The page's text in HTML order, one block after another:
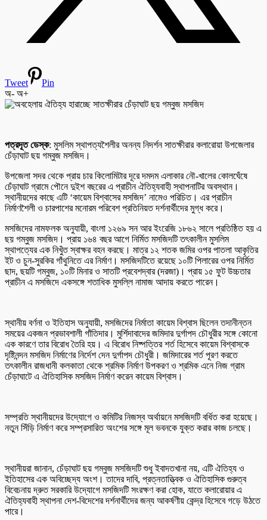
Tweet
Pin
অ- অ+
পত্রদূত ডেস্ক: মুসলিম স্থাপত্যশৈলীর অনন্য নিদর্শন সাতক্ষীরার কলারোয়া উপজেলার
চেঁড়াঘাট ছয় গম্বুজ মসজিদ।
উপজেলা সদর থেকে প্রায় চার কিলোমিটার দূরে দমদম এলাকার নৌ-খালের কোলঘেঁষে
চেঁড়াঘাট গ্রামে পৌনে দুইশ বছরের এ প্রাচীন ঐতিহ্যবাহী স্থাপনাটির অবস্থান।
স্থানীয়দের কাছে এটি ‘কায়েম বিশ্বাসের মসজিদ’ নামেও পরিচিত। এর প্রাচীন
নির্মাণশৈলী ও চারপাশের মনোরম পরিবেশ প্রতিনিয়ত দর্শনার্থীদের মুগ্ধ করে।
মসজিদের নামফলক অনুযায়ী, বাংলা ১২৬৯ সন আর ইংরেজি ১৮৬২ সালে প্রতিষ্ঠিত হয় এ
ছয় গম্বুজ মসজিদ। প্রায় ১৬৪ বছর আগে নির্মিত মসজিদটি তৎকালীন মুসলিম
স্থাপত্যের এক নিখুঁত স্বাক্ষর বহন করছে। মাত্র ১২ শতক জমির ওপর পাতলা আকৃতির
ইট ও চুন-সুরকির গাঁথুনিতে এর নির্মাণ। মসজিদটিতে রয়েছে ১০টি পিলারের ওপর নির্মিত
ছাদ, ছয়টি গম্বুজ, ১০টি মিনার ও সাতটি প্রবেশদ্বার (দরজা)। প্রায় ১৫ ফুট উচ্চতার
প্রাচীন এ মসজিদে একসঙ্গে শতাধিক মুসল্লি নামাজ আদায় করতে পারেন।
স্থানীয় বর্ণনা ও ইতিহাস অনুযায়ী, মসজিদের নির্মাতা কায়েম বিশ্বাস ছিলেন তদানীন্তন
সময়ের একজন প্রভাবশালী গাঁতিদার। মুর্শিদাবাদের জমিদার দুর্গাপদ চৌধুরীর সঙ্গে কোনো
এক কারণে তার বিরোধ তৈরি হয়। এ বিরোধ নিষ্পত্তির শর্ত হিসেবে কায়েম বিশ্বাসকে
দৃষ্টিনন্দন মসজিদ নির্মাণের নির্দেশ দেন দুর্গাপদ চৌধুরী। জমিদারের শর্ত পূরণ করতে
তৎকালীন রাজধানী কলকাতা থেকে শ্রমিক নির্মাণ উপকরণ ও শ্রমিক এনে নিজ গ্রাম
চেঁড়াঘাটে এ ঐতিহাসিক মসজিদ নির্মাণ করেন কায়েম বিশ্বাস।
সম্প্রতি স্থানীয়দের উদ্যোগে ও কমিটির নিজস্ব অর্থায়নে মসজিদটি বর্ধিত করা হয়েছে।
নতুন সিঁড়ি নির্মাণ করে সম্প্রসারিত অংশের সঙ্গে মূল ভবনকে যুক্ত করার কাজ চলছে।
স্থানীয়রা জানান, চেঁড়াঘাট ছয় গম্বুজ মসজিদটি শুধু ইবাদতখানা নয়, এটি ঐতিহ্য ও
ইতিহাসের এক অবিচ্ছেদ্য অংশ। তাদের দাবি, প্রত্নতাত্ত্বিক ও ঐতিহাসিক গুরুত্ব
বিবেচনায় দ্রুত সরকারি উদ্যোগে মসজিদটি সংরক্ষণ করা হোক, যাতে কলারোয়ার এ
ঐতিহ্যবাহী স্থাপনা দেশ-বিদেশের দর্শনার্থীদের জন্য আকর্ষণীয় কেন্দ্র হিসেবে গড়ে উঠতে
পারে।